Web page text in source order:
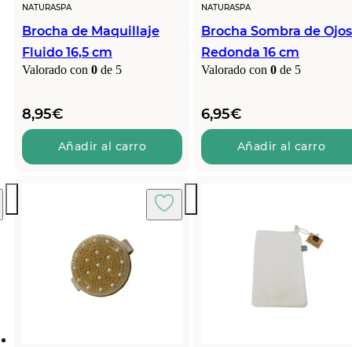
NATURASPA
Brocha de Maquillaje
Fluido 16,5 cm
Valorado con 0 de 5
8,95€
Añadir al carro
NATURASPA
Brocha Sombra de Ojos
Redonda 16 cm
Valorado con 0 de 5
6,95€
Añadir al carro